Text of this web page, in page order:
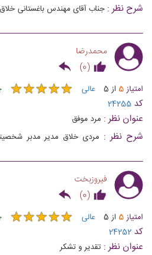
شرح نظر : جناب آقای مهندس باغستانی
گیر حرفه ای در کار توانمند مثبت اندیش
سلامتی و توفیقات روزافزون برای ایشان و
محمدرضا
(
0
)
امتیاز5 از 5 عالی ★★★★★
★★★★★
کد 24255
عنوان نظر : مرد موفق
شرح نظر : مردی خلاق مدیر مدبر
پرتلاش ودریک کلمه عالی آرزوی توفیقات
فیروزبخت
(
0
)
امتیاز5 از 5 عالی ★★★★★
★★★★★
کد 24252
عنوان نظر : تقدیر و تشکر